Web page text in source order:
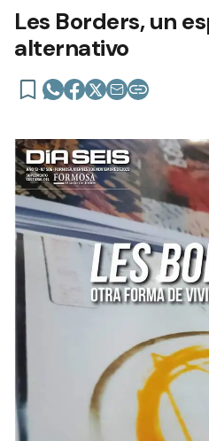
Les Borders, un
alternativo